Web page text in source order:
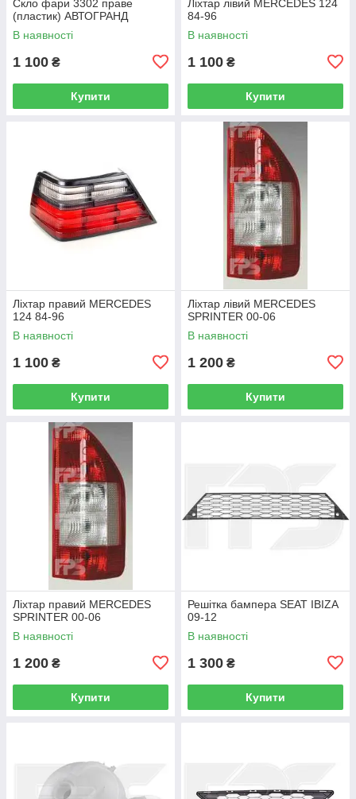
Скло фари 3302 праве
(пластик) АВТОГРАНД
В наявності
1 100 ₴
Купити
Ліхтар лівий MERCEDES 124
84-96
В наявності
1 100 ₴
Купити
Ліхтар правий MERCEDES
124 84-96
В наявності
1 100 ₴
Купити
Ліхтар лівий MERCEDES
SPRINTER 00-06
В наявності
1 200 ₴
Купити
Ліхтар правий MERCEDES
SPRINTER 00-06
В наявності
1 200 ₴
Купити
Решітка бампера SEAT IBIZA
09-12
В наявності
1 300 ₴
Купити